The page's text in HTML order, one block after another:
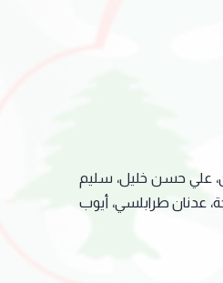
علي حسن خليل، سليم
عدنان طرابلسي، أيوب